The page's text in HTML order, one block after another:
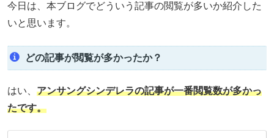
今日は、本ブログでどういう記事の閲覧が多いか紹介した
いと思います。
どの記事が閲覧が多かったか？
はい、 アンサングシンデレラの記事が一番閲覧数が多かっ
たです。